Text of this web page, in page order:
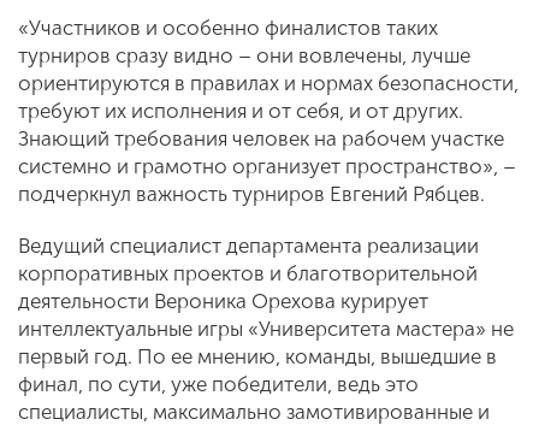
«Участников и особенно финалистов таких
турниров сразу видно – они вовлечены, лучше
ориентируются в правилах и нормах безопасности,
требуют их исполнения и от себя, и от других.
Знающий требования человек на рабочем участке
системно и грамотно организует пространство», –
подчеркнул важность турниров Евгений Рябцев.
Ведущий специалист департамента реализации
корпоративных проектов и благотворительной
деятельности Вероника Орехова курирует
интеллектуальные игры «Университета мастера» не
первый год. По ее мнению, команды, вышедшие в
финал, по сути, уже победители, ведь это
специалисты, максимально замотивированные и